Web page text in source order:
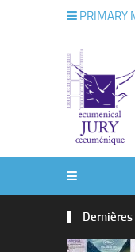
PRIMARY